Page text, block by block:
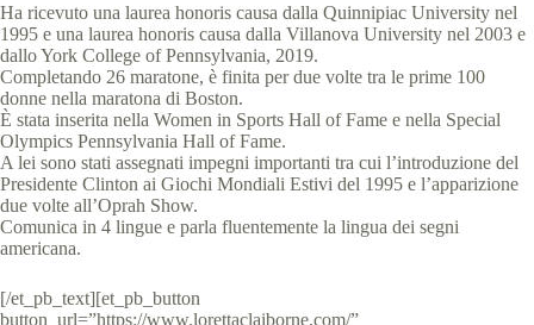
Ha ricevuto una laurea honoris causa dalla Quinnipiac University nel
1995 e una laurea honoris causa dalla Villanova University nel 2003 e
dallo York College of Pennsylvania, 2019.
Completando 26 maratone, è finita per due volte tra le prime 100
donne nella maratona di Boston.
È stata inserita nella Women in Sports Hall of Fame e nella Special
Olympics Pennsylvania Hall of Fame.
A lei sono stati assegnati impegni importanti tra cui l’introduzione del
Presidente Clinton ai Giochi Mondiali Estivi del 1995 e l’apparizione
due volte all’Oprah Show.
Comunica in 4 lingue e parla fluentemente la lingua dei segni
americana.
[/et_pb_text][et_pb_button
button_url=”https://www.lorettaclaiborne.com/”